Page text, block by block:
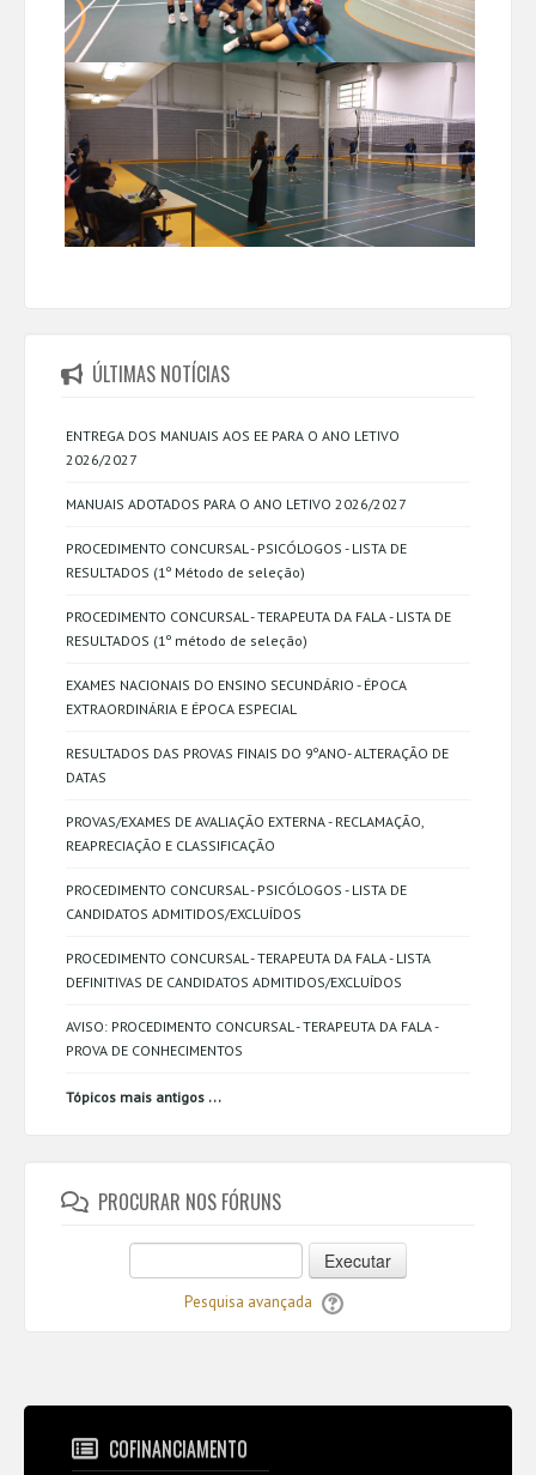
ÚLTIMAS NOTÍCIAS
ENTREGA DOS MANUAIS AOS EE PARA O ANO LETIVO
2026/2027
MANUAIS ADOTADOS PARA O ANO LETIVO 2026/2027
PROCEDIMENTO CONCURSAL - PSICÓLOGOS - LISTA DE
RESULTADOS (1º Método de seleção)
PROCEDIMENTO CONCURSAL - TERAPEUTA DA FALA - LISTA DE
RESULTADOS (1º método de seleção)
EXAMES NACIONAIS DO ENSINO SECUNDÁRIO - ÉPOCA
EXTRAORDINÁRIA E ÉPOCA ESPECIAL
RESULTADOS DAS PROVAS FINAIS DO 9ºANO- ALTERAÇÃO DE
DATAS
PROVAS/EXAMES DE AVALIAÇÃO EXTERNA - RECLAMAÇÃO,
REAPRECIAÇÃO E CLASSIFICAÇÃO
PROCEDIMENTO CONCURSAL - PSICÓLOGOS - LISTA DE
CANDIDATOS ADMITIDOS/EXCLUÍDOS
PROCEDIMENTO CONCURSAL - TERAPEUTA DA FALA - LISTA
DEFINITIVAS DE CANDIDATOS ADMITIDOS/EXCLUÍDOS
AVISO: PROCEDIMENTO CONCURSAL - TERAPEUTA DA FALA -
PROVA DE CONHECIMENTOS
Tópicos mais antigos ...
PROCURAR NOS FÓRUNS
Executar
Pesquisa avançada
COFINANCIAMENTO